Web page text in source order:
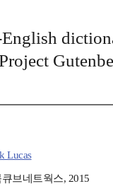
Lucas
브네트웍스, 2015